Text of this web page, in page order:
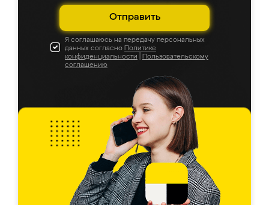
Отправить
Я соглашаюсь на передачу персональных
данных согласно Политике
конфиденциальности
Пользовательскому
соглашению